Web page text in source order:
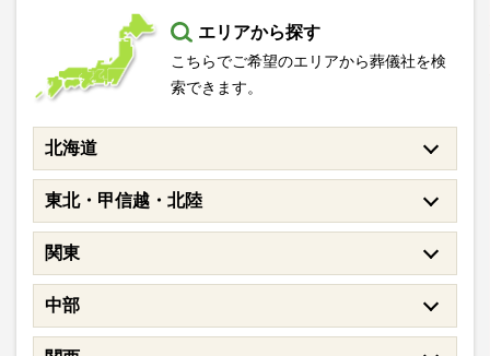
エリアから探す
こちらでご希望のエリアから葬儀社を検
索できます。
北海道
東北・甲信越・北陸
関東
中部